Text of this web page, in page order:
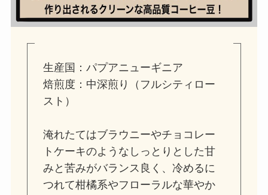
生産国：パプアニューギニア
焙煎度：中深煎り（フルシティロー
スト）
淹れたてはブラウニーやチョコレー
トケーキのようなしっとりとした甘
みと苦みがバランス良く、冷めるに
つれて柑橘系やフローラルな華やか